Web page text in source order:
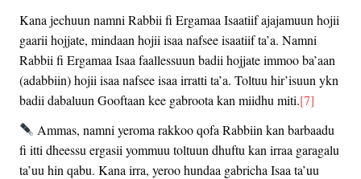
Kana jechuun namni Rabbii fi Ergamaa Isaatiif ajajamuun hojii
gaarii hojjate, mindaan hojii isaa nafsee isaatiif ta’a. Namni
Rabbii fi Ergamaa Isaa faallessuun badii hojjate immoo ba’aan
(adabbiin) hojii isaa nafsee isaa irratti ta’a. Toltuu hir’isuun ykn
badii dabaluun Gooftaan kee gabroota kan miidhu miti.[7]
Ammas, namni yeroma rakkoo qofa Rabbiin kan barbaadu
fi itti dheessu ergasii yommuu toltuun dhuftu kan irraa garagalu
ta’uu hin qabu. Kana irra, yeroo hundaa gabricha Isaa ta’uu